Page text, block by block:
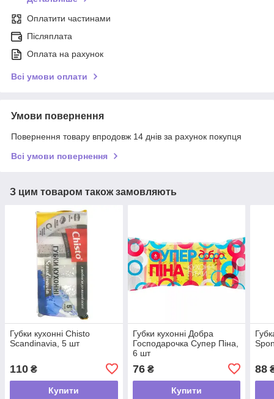
Оплатити частинами
Післяплата
Оплата на рахунок
Всі умови оплати
Умови повернення
Повернення товару впродовж 14 днів за рахунок покупця
Всі умови повернення
З цим товаром також замовляють
Губки кухонні Chisto
Scandinavia, 5 шт
110 ₴
Купити
Губки кухонні Добра
Господарочка Супер Піна,
6 шт
76₴
Купити
88